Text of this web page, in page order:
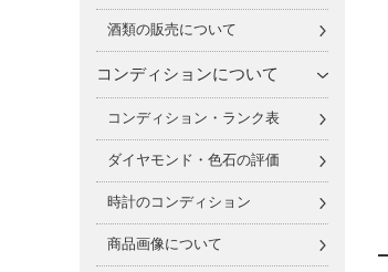
酒類の販売について
コンディションについて
コンディション・ランク表
ダイヤモンド・色石の評価
時計のコンディション
商品画像について